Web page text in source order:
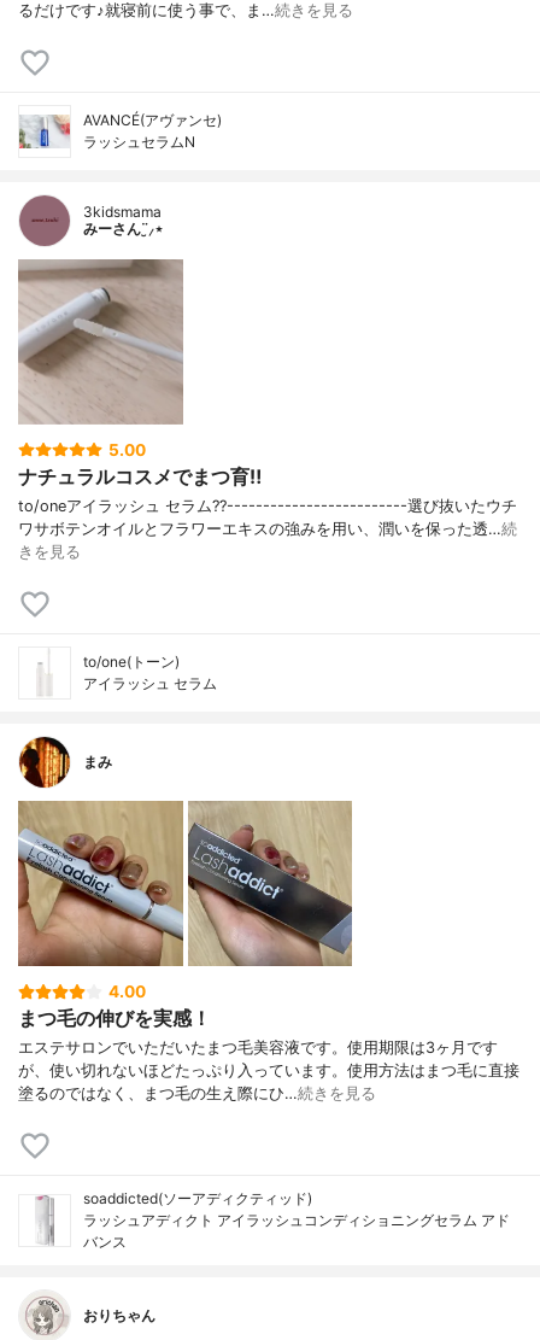
るだけです♪就寝前に使う事で、ま…続きを見る
AVANCÉ(アヴァンセ)
ラッシュセラムN
3kidsmama
みーさん¨̮⸝⋆
5.00
ナチュラルコスメでまつ育‼︎
to/oneアイラッシュ セラム??-------------------------選び抜いたウチ
ワサボテンオイルとフラワーエキスの強みを用い、潤いを保った透…続
きを見る
to/one(トーン)
アイラッシュ セラム
まみ
4.00
まつ毛の伸びを実感！
エステサロンでいただいたまつ毛美容液です。使用期限は3ヶ月です
が、使い切れないほどたっぷり入っています。使用方法はまつ毛に直接
塗るのではなく、まつ毛の生え際にひ…続きを見る
soaddicted(ソーアディクティッド)
ラッシュアディクト アイラッシュコンディショニングセラム アド
バンス
おりちゃん